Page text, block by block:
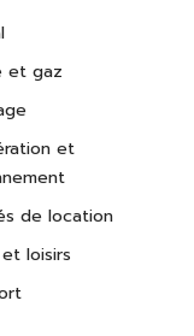
et gaz
et
de location
loisirs